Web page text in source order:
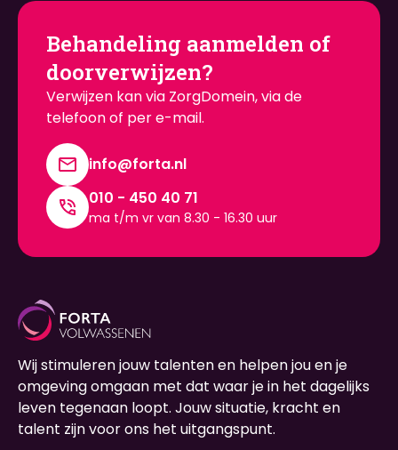
Behandeling aanmelden of
doorverwijzen?
Verwijzen kan via ZorgDomein, via de
telefoon of per e-mail.
info@forta.nl
010 - 450 40 71
ma t/m vr van 8.30 - 16.30 uur
Wij stimuleren jouw talenten en helpen jou en je
omgeving omgaan met dat waar je in het dagelijks
leven tegenaan loopt. Jouw situatie, kracht en
talent zijn voor ons het uitgangspunt.